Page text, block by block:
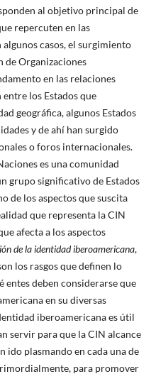
al objetivo principal de
repercuten en las
algunos casos, el surgimiento
de Organizaciones
en las relaciones
los Estados que
geográfica, algunos Estados
y de ahí han surgido
o foros internacionales.
es una comunidad
grupo significativo de Estados
de los aspectos que suscita
que representa la CIN
afecta a los aspectos
de la identidad iberoamericana,
los rasgos que definen lo
entes deben considerarse que
en su diversas
iberoamericana es útil
servir para que la CIN alcance
ido plasmando en cada una de
para promover